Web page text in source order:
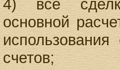
4) все
основной
счетов;